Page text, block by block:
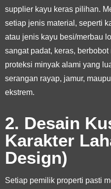
supplier kayu keras pilihan.
setiap jenis material, seperti
atau jenis kayu besi/merbau
sangat padat, keras,
proteksi minyak alami yang
serangan rayap, jamur,
ekstrem.
2. Desain
Karakter
Design)
Setiap pemilik properti pasti